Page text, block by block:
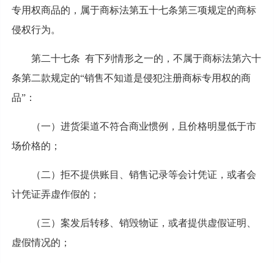
专用权商品的，属于商标法第五十七条第三项规定的商标
侵权行为。
第二十七条 有下列情形之一的，不属于商标法第六十
条第二款规定的“销售不知道是侵犯注册商标专用权的商
品”：
（一）进货渠道不符合商业惯例，且价格明显低于市
场价格的；
（二）拒不提供账目、销售记录等会计凭证，或者会
计凭证弄虚作假的；
（三）案发后转移、销毁物证，或者提供虚假证明、
虚假情况的；